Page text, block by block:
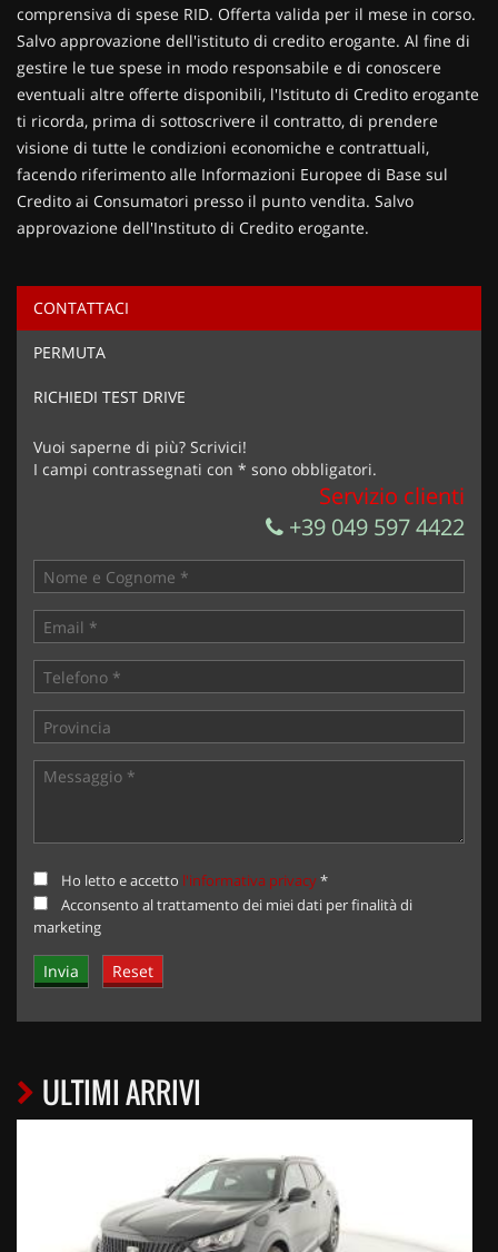
Ho letto e accettol'informativa privacy*
Acconsento al trattamento dei miei dati per finalità di
Invia la tua richiesta
comprensiva di spese RID. Offerta valida per il mese in corso.
Salvo approvazione dell'istituto di credito erogante. Al fine di
gestire le tue spese in modo responsabile e di conoscere
eventuali altre offerte disponibili, l'Istituto di Credito erogante
ti ricorda, prima di sottoscrivere il contratto, di prendere
visione di tutte le condizioni economiche e contrattuali,
facendo riferimento alle Informazioni Europee di Base sul
Credito ai Consumatori presso il punto vendita. Salvo
approvazione dell'Instituto di Credito erogante.
CONTATTACI
PERMUTA
RICHIEDI TEST DRIVE
Vuoi saperne di più? Scrivici!
I campi contrassegnati con * sono obbligatori.
Servizio clienti
+39 049 597 4422
Ho letto e accetto l'informativa privacy*
Acconsento al trattamento dei miei dati per finalità di
marketing
ULTIMI ARRIVI